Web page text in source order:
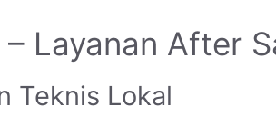
Layanan After
Teknis Lokal